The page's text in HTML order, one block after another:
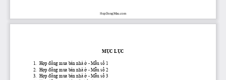
HopDongMau.com
MỤC LỤC
1. Hợp đồng mua bán nhà ở - Mẫu số 1
2.
Hợp đồng mua bán nhà ở - Mẫu số 2
3.
Hợp đồng mua bán nhà ở - Mẫu số 3